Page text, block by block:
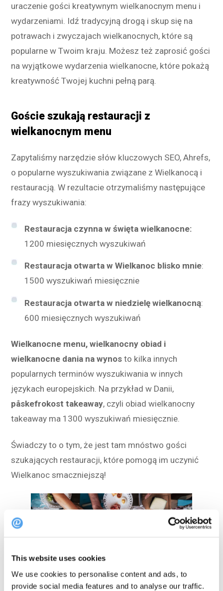
This website uses cookies
We use cookies to personalise content and ads, to
provide social media features and to analyse our traffic.
uraczenie gości kreatywnym wielkanocnym menu i
wydarzeniami. Idź tradycyjną drogą i skup się na
potrawach i zwyczajach wielkanocnych, które są
popularne w Twoim kraju. Możesz też zaprosić gości
na wyjątkowe wydarzenia wielkanocne, które pokażą
kreatywność Twojej kuchni pełną parą.
Goście szukają restauracji z
wielkanocnym menu
Zapytaliśmy narzędzie słów kluczowych SEO, Ahrefs,
o popularne wyszukiwania związane z Wielkanocą i
restauracją. W rezultacie otrzymaliśmy następujące
frazy wyszukiwania:
Restauracja czynna w święta wielkanocne:
1200 miesięcznych wyszukiwań
Restauracja otwarta w Wielkanoc blisko mnie:
1500 wyszukiwań miesięcznie
Restauracja otwarta w niedzielę wielkanocną:
600 miesięcznych wyszukiwań
Wielkanocne menu, wielkanocny obiad i
wielkanocne dania na wynosto kilka innych
popularnych terminów wyszukiwania w innych
językach europejskich. Na przykład w Danii,
påskefrokost takeaway, czyli obiad wielkanocny
takeaway ma 1300 wyszukiwań miesięcznie.
Świadczy to o tym, że jest tam mnóstwo gości
szukających restauracji, które pomogą im uczynić
Wielkanoc smaczniejszą!